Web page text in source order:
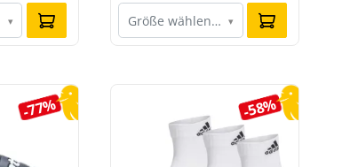
▾ Größe wählen… ▾
-77% -58%